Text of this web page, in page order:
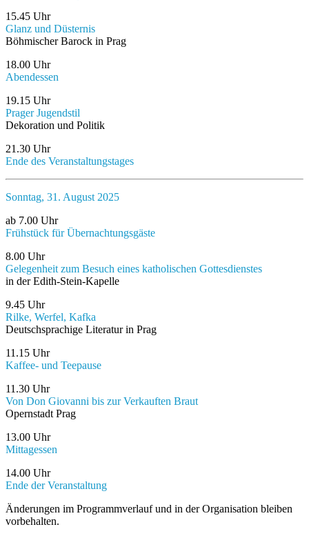
15.45 Uhr
Glanz und Düsternis
Böhmischer Barock in Prag
18.00 Uhr
Abendessen
19.15 Uhr
Prager Jugendstil
Dekoration und Politik
21.30 Uhr
Ende des Veranstaltungstages
Sonntag, 31. August 2025
ab 7.00 Uhr
Frühstück für Übernachtungsgäste
8.00 Uhr
Gelegenheit zum Besuch eines katholischen Gottesdienstes
in der Edith-Stein-Kapelle
9.45 Uhr
Rilke, Werfel, Kafka
Deutschsprachige Literatur in Prag
11.15 Uhr
Kaffee- und Teepause
11.30 Uhr
Von Don Giovanni bis zur Verkauften Braut
Opernstadt Prag
13.00 Uhr
Mittagessen
14.00 Uhr
Ende der Veranstaltung
Änderungen im Programmverlauf und in der Organisation bleiben
vorbehalten.